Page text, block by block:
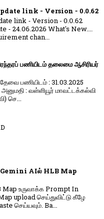
link - Version - 0.0.62
link - Version - 0.0.62
- 24.06.2026 What's New....
chan...
பணியிடம் தலைமை ஆசிரியர்
பணியிடம் : 31.03.2025
அனுமதி : வள்ளியூர் மாவட்டக்கல்வி
செ...
Gemini AIல் HLB Map
உருவாக்க Prompt In
upload செய்துவிட்டு கீழே
செய்யவும். Ba...